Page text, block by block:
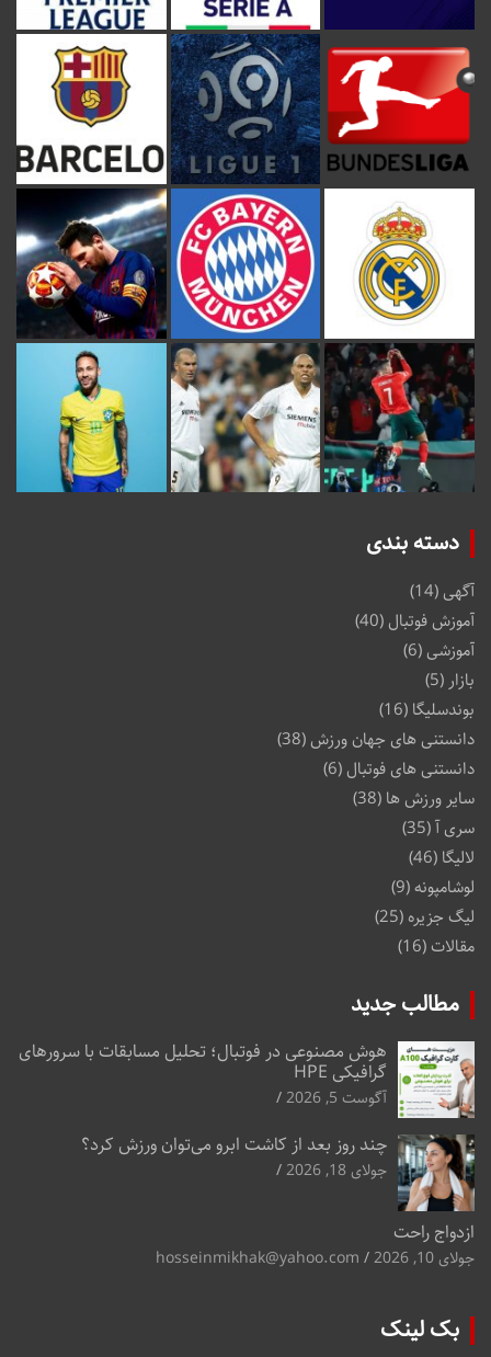
دسته بندی
آگهی(14)
آموزش فوتبال (40)
آموزشی(6)
بازار (5)
بوندسلیگا (16)
دانستنی های جهان ورزش(38)
دانستنی های فوتبال (6)
سایر ورزش ها (38)
سری آ(35)
لالیگا (46)
لوشامپونه(9)
لیگ جزیره (25)
مقالات(16)
مطالب جدید
هوش مصنوعی در فوتبال؛ تحلیل مسابقات با سرورهای
گرافیکی HPE
آگوست 5, 2026
چند روز بعد از کاشت ابرو می‌توان ورزش کرد؟
جولای 18, 2026
ازدواج راحت
جولای 10, 2026 hosseinmikhak@yahoo.com
بک لینک